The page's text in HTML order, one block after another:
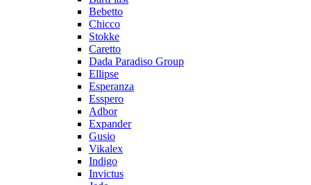
Bebetto
Chicco
Stokke
Caretto
Dada Paradiso Group
Ellipse
Esperanza
Esspero
Adbor
Expander
Gusio
Vikalex
Indigo
Invictus